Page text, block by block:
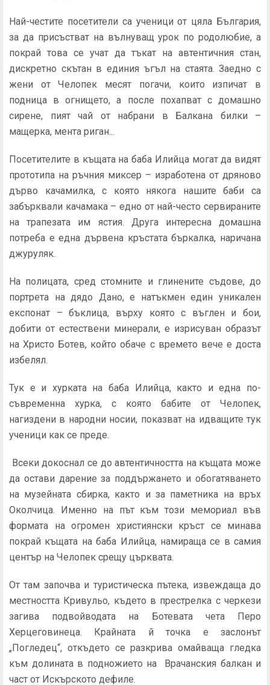
Най-честите посетители са ученици от цяла България,
за да присъстват на вълнуващ урок по родолюбие, а
покрай това се учат да тъкат на автентичния стан,
дискретно скътан в единия ъгъл на стаята. Заедно с
жени от Челопек месят погачи, които изпичат в
подница в огнището, а после похапват с домашно
сирене, пият чай от набрани в Балкана билки –
мащерка, мента риган...
Посетителите в къщата на баба Илийца могат да видят
прототипа на ръчния миксер – изработена от дряново
дърво качамилка, с която някога нашите баби са
забърквали качамака – едно от най-често сервираните
на трапезата им ястия. Друга интересна домашна
потреба е една дървена кръстата бъркалка, наричана
джуруляк.
На полицата, сред стомните и глинените съдове, до
портрета на дядо Дано, е натъкмен един уникален
експонат – бъклица, върху която с въглен и бои,
добити от естествени минерали, е изрисуван образът
на Христо Ботев, който обаче с времето вече е доста
избелял.
Тук е и хурката на баба Илийца, както и една по-
съвременна хурка, с която бабите от Челопек,
нагиздени в народни носии, показват на идващите тук
ученици как се преде.
Всеки докоснал се до автентичността на къщата може
да остави дарение за поддържането и обогатяването
на музейната сбирка, както и за паметника на връх
Околчица. Именно на път към този мемориал във
формата на огромен християнски кръст се минава
покрай къщата на баба Илийца, намираща се в самия
център на Челопек срещу църквата.
От там започва и туристическа пътека, извеждаща до
местността Кривульо, където в престрелка с черкези
загива подвойводата на Ботевата чета Перо
Херцеговинеца. Крайната й точка е заслонът
„Погледец“, откъдето се разкрива омайваща гледка
към долината в подножието на Врачанския балкан и
част от Искърското дефиле.